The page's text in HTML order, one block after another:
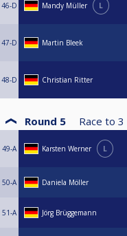
46-D Mandy Müller L
47-D Martin Bleek
48-D Christian Ritter
Round 5 Race to 3
49-A Karsten Werner L
50-A Daniela Möller
51-A Jörg Brüggemann